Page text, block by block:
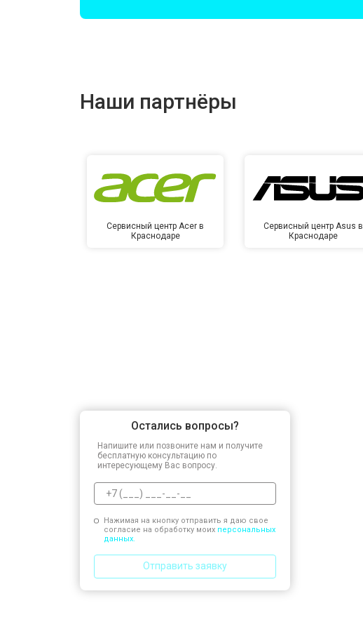
Замена северного моста
Наши партнёры
Сервисный центр Acer в
Краснодаре
Сервисный центр Asus в
Краснодаре
Остались вопросы?
Напишите или позвоните нам и получите
бесплатную консультацию по
интересующему Вас вопросу.
Нажимая на кнопку отправить я даю свое
согласие на обработку моих персональных
данных.
Отправить заявку